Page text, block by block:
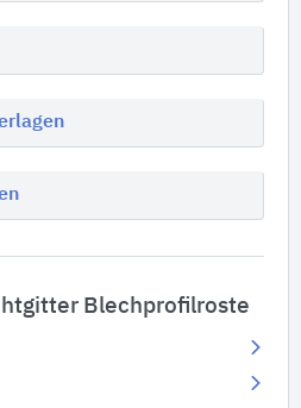
Blechprofilroste